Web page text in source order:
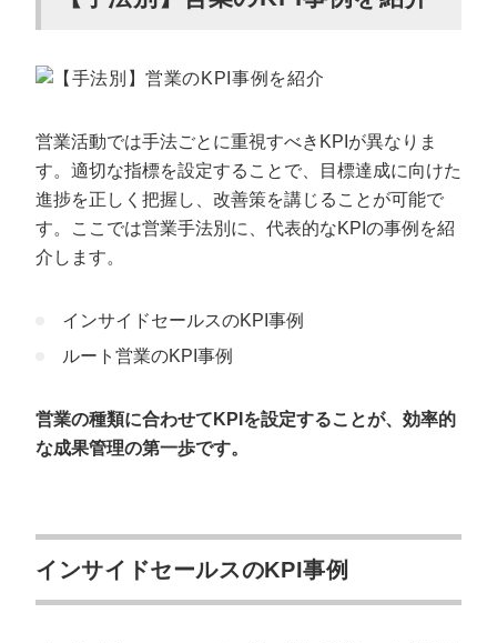
営業活動では手法ごとに重視すべきKPIが異なりま
す。適切な指標を設定することで、目標達成に向けた
進捗を正しく把握し、改善策を講じることが可能で
す。ここでは営業手法別に、代表的なKPIの事例を紹
介します。
インサイドセールスのKPI事例
ルート営業のKPI事例
営業の種類に合わせてKPIを設定することが、効率的
な成果管理の第一歩です。
インサイドセールスのKPI事例